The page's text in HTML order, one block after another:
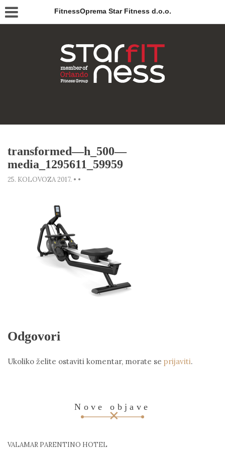
FitnessOprema Star Fitness d.o.o.
transformed—h_500—
media_1295611_59959
25. KOLOVOZA 2017. • •
Odgovori
Ukoliko želite ostaviti komentar, morate se prijaviti.
Nove objave
VALAMAR PARENTINO HOTEL